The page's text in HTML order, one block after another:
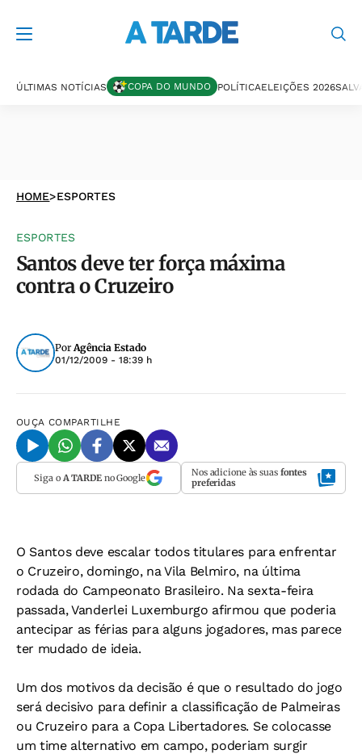
ÚLTIMAS NOTÍCIAS COPA DO MUNDO POLÍTICAELEIÇÕES 2026
HOME>ESPORTES
ESPORTES
Santos deve ter força máxima
contra o Cruzeiro
PorAgência Estado
01/12/2009 - 18:39 h
OUÇA COMPARTILHE
Siga o A TARDEno Google Nos adicione às suas fontes
preferidas
O Santos deve escalar todos titulares para enfrentar
o Cruzeiro, domingo, na Vila Belmiro, na última
rodada do Campeonato Brasileiro. Na sexta-feira
passada, Vanderlei Luxemburgo afirmou que poderia
antecipar as férias para alguns jogadores, mas parece
ter mudado de ideia.
Um dos motivos da decisão é que o resultado do jogo
será decisivo para definir a classificação de Palmeiras
ou Cruzeiro para a Copa Libertadores. Se colocasse
um time alternativo em campo, poderiam surgir